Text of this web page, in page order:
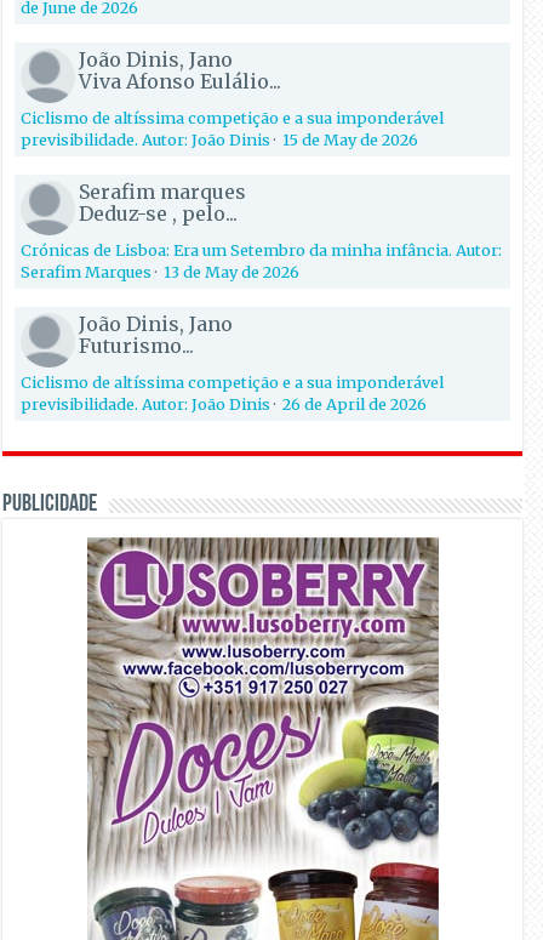
de June de 2026
João Dinis, Jano
Viva Afonso Eulálio...
Ciclismo de altíssima competição e a sua imponderável
previsibilidade. Autor: João Dinis·15 de May de 2026
Serafim marques
Deduz-se , pelo...
Crónicas de Lisboa: Era um Setembro da minha infância. Autor:
Serafim Marques·13 de May de 2026
João Dinis, Jano
Futurismo...
Ciclismo de altíssima competição e a sua imponderável
previsibilidade. Autor: João Dinis·26 de April de 2026
PUBLICIDADE